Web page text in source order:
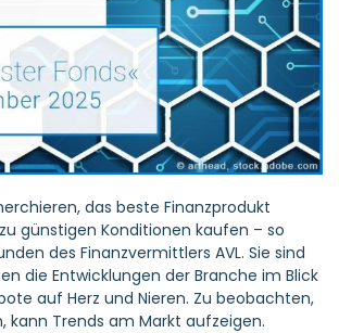
das beste Finanzprodukt
günstigen Konditionen kaufen – so
des Finanzvermittlers AVL. Sie sind
die Entwicklungen der Branche im Blick
auf Herz und Nieren. Zu beobachten,
kann Trends am Markt aufzeigen.